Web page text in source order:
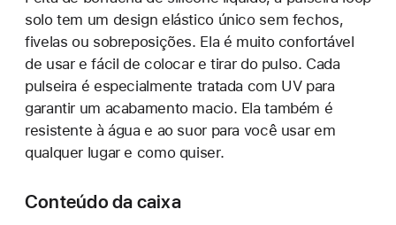
solo tem um design elástico único sem fechos,
fivelas ou sobreposições. Ela é muito confortável
de usar e fácil de colocar e tirar do pulso. Cada
pulseira é especialmente tratada com UV para
garantir um acabamento macio. Ela também é
resistente à água e ao suor para você usar em
qualquer lugar e como quiser.
Conteúdo da caixa